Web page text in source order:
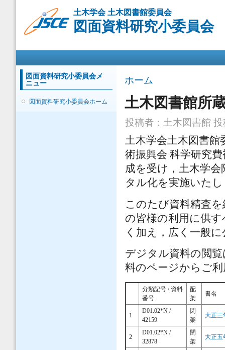
動
土木学会 土木図書館委員会
図面資料研究小委員会
図面資料研究小委員会メ
ニュー
図面資料研究小委員会ホーム
現在地
ホーム
土木図書館所
投稿者： 土木図書館 投
土木学会土木図書館
術振興会 科学研究
成を受け，土木学
タル化を実施いた
このたび資料精査
の皆様の利用に供
く加え，広く一般
デジタル資料の閲
料のページからご
分類記号 / 資料
番号
配
架
書名
1
D01.02*N /
42159
閉
架
大正三
2
D01.02*N /
32878
閉
架
大正五